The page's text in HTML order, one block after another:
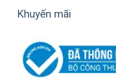
Khuyến mãi